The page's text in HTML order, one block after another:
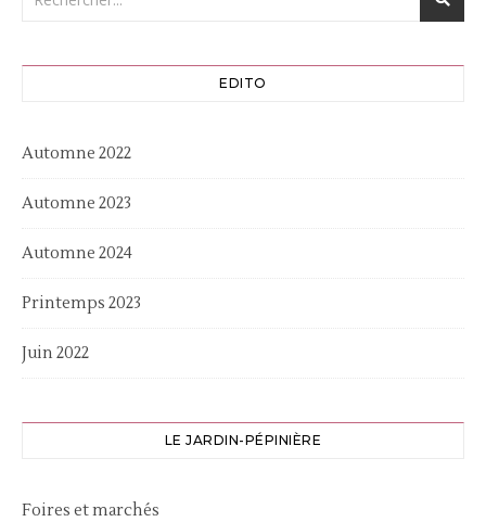
EDITO
Automne 2022
Automne 2023
Automne 2024
Printemps 2023
Juin 2022
LE JARDIN-PÉPINIÈRE
Foires et marchés